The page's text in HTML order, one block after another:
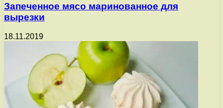
Запеченное мясо маринованное для
вырезки
18.11.2019